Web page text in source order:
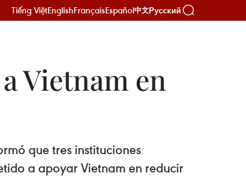
Tiếng ViệtEnglishFrançaisEspañol中文Русский
Vietnam en
que tres instituciones
a apoyar Vietnam en reducir